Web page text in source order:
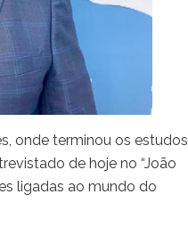
onde terminou os estudos
de hoje no “João
ligadas ao mundo do